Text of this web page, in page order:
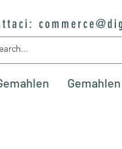
Gemahlen